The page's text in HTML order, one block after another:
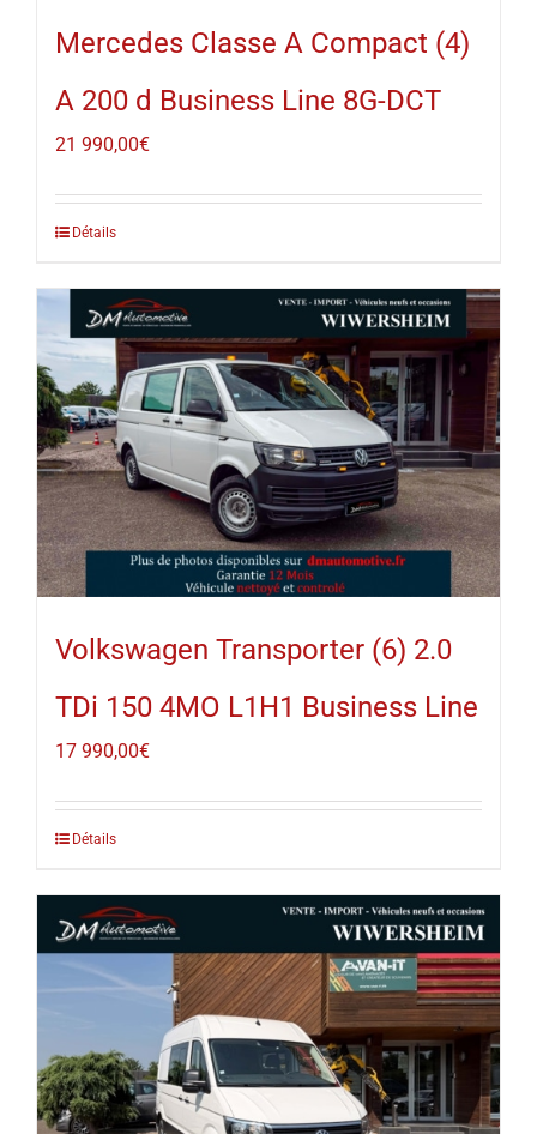
Mercedes Classe A Compact (4)
A 200 d Business Line 8G-DCT
21 990,00€
Détails
Volkswagen Transporter (6) 2.0
TDi 150 4MO L1H1 Business Line
17 990,00€
Détails